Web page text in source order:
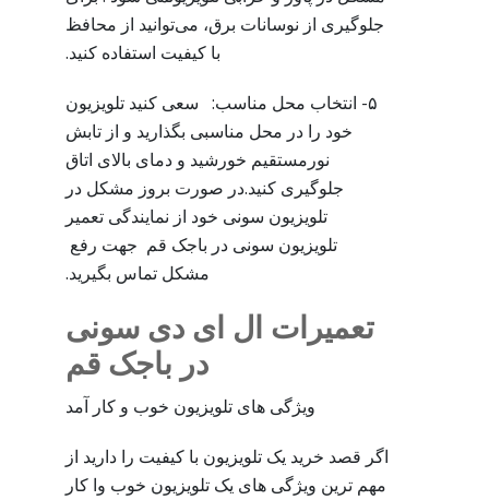
جلوگیری از نوسانات برق، می‌توانید از محافظ
با کیفیت استفاده کنید.
۵- انتخاب محل مناسب: سعی کنید تلویزیون
خود را در محل مناسبی بگذارید و از تابش
نورمستقیم خورشید و دمای بالای اتاق
جلوگیری کنید.در صورت بروز مشکل در
تلویزیون سونی خود از نمایندگی تعمیر
تلویزیون سونی در باجک قم جهت رفع
مشکل تماس بگیرید.
تعمیرات ال ای دی سونی
در باجک قم
ویژگی های تلویزیون خوب و کار آمد
اگر قصد خرید یک تلویزیون با کیفیت را دارید از
مهم ترین ویژگی های یک تلویزیون خوب وا کار